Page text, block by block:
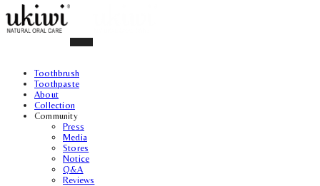
Toothbrush
Toothpaste
About
Collection
Community
Press
Media
Stores
Notice
Q&A
Reviews